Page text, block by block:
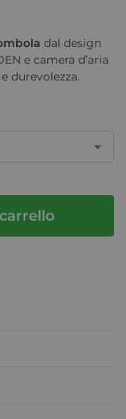
dal design
e camera d’aria
durevolezza.